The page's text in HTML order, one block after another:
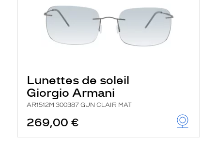
Lunettes de soleil
Giorgio Armani
AR1512M 300387 GUN CLAIR MAT
269,00 €